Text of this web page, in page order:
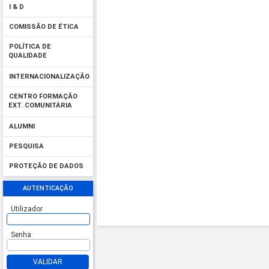
I & D
COMISSÃO DE ÉTICA
POLÍTICA DE
QUALIDADE
INTERNACIONALIZAÇÃO
CENTRO FORMAÇÃO
EXT. COMUNITÁRIA
ALUMNI
PESQUISA
PROTEÇÃO DE DADOS
AUTENTICAÇÃO
Utilizador
Senha
VALIDAR